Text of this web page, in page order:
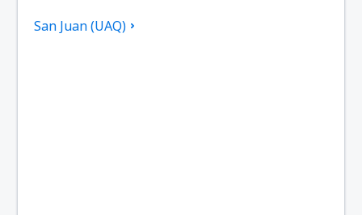
San Juan (UAQ)